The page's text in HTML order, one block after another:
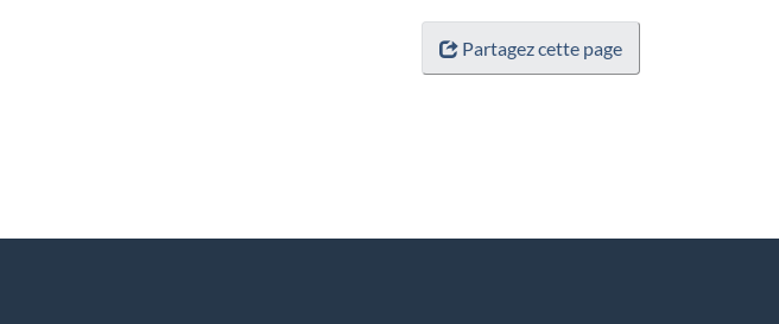
Partagez cette page